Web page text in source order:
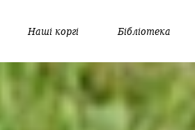
Наші коргі Бібліотека